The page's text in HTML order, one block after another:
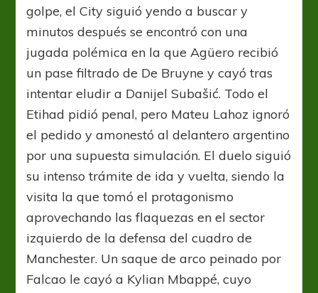
golpe, el City siguió yendo a buscar y
minutos después se encontró con una
jugada polémica en la que Agüero recibió
un pase filtrado de De Bruyne y cayó tras
intentar eludir a Danijel Subašić. Todo el
Etihad pidió penal, pero Mateu Lahoz ignoró
el pedido y amonestó al delantero argentino
por una supuesta simulación. El duelo siguió
su intenso trámite de ida y vuelta, siendo la
visita la que tomó el protagonismo
aprovechando las flaquezas en el sector
izquierdo de la defensa del cuadro de
Manchester. Un saque de arco peinado por
Falcao le cayó a Kylian Mbappé, cuyo